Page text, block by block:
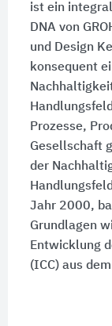
ist ein
DNA von
und Design
konsequent
Prozesse,
Gesellschaft
der
Jahr 2000,
Grundlagen
Entwicklung
(ICC) aus